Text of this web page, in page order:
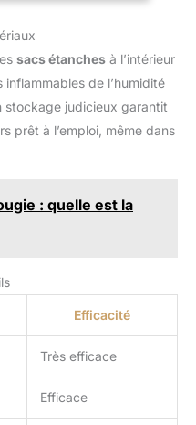
de vie tout en résistant
la bonne distribution du
la réponse de
fluide pour votre
efficacement
sacs étanches à l’intérieur
de l’humidité
stockage judicieux garantit
prêt à l’emploi, même dans
: quelle est la
Efficacité
Très efficace
Efficace